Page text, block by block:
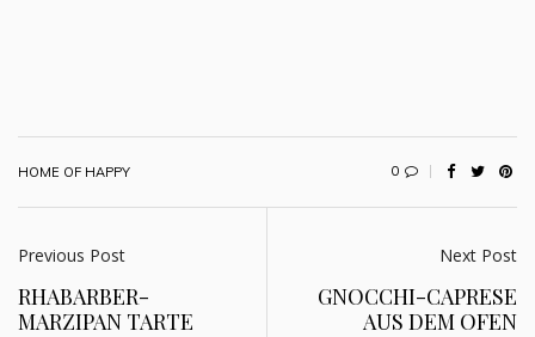
HOME OF HAPPY 0
Previous Post
RHABARBER-
MARZIPAN TARTE
Next Post
GNOCCHI-CAPRESE
AUS DEM OFEN